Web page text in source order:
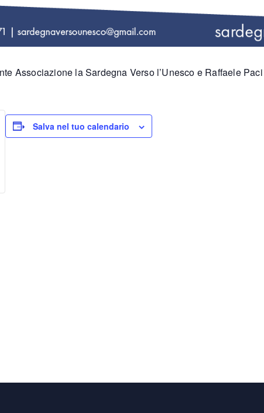
Associazione la Sardegna Verso l’Unesco e Raffaele
Salva nel tuo calendario